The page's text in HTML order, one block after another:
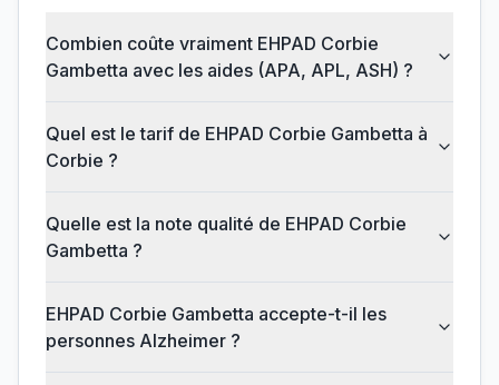
Combien coûte vraiment EHPAD Corbie
Gambetta avec les aides (APA, APL, ASH) ?
Quel est le tarif de EHPAD Corbie Gambetta à
Corbie ?
Quelle est la note qualité de EHPAD Corbie
Gambetta ?
EHPAD Corbie Gambetta accepte-t-il les
personnes Alzheimer ?